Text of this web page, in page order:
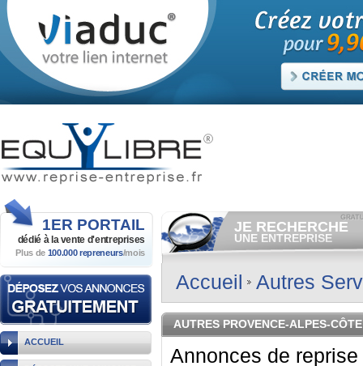
1ER PORTAIL
dédié à la vente d'entreprises
Plus de 100.000 repreneurs/mois
ACCUEIL
JE RECHERCHE
UNE ENTREPRISE
Consulter gratuitementles
vendre.
Et/ou déposergratuitement
RECHERCHER UNE
ANNONCE
Accueil Autres
AUTRES PROVENCE-ALPES-
Annonces de